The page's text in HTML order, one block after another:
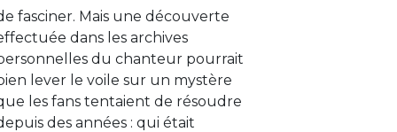
fasciner. Mais une découverte
dans les archives
du chanteur pourrait
lever le voile sur un mystère
les fans tentaient de résoudre
des années : qui était